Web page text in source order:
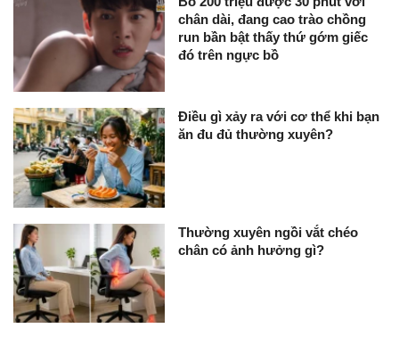
chân dài, đang cao trào chồng
run bần bật thấy thứ gớm giếc
đó trên ngực bồ
Điều gì xảy ra với cơ thể khi bạn
ăn đu đủ thường xuyên?
Thường xuyên ngồi vắt chéo
chân có ảnh hưởng gì?